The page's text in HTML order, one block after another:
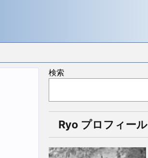
検索
Ryo プロフィール